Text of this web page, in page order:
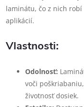
laminátu, čo z nich
aplikácií.
Vlastnosti:
Odolnosť:
voči
životnosť dosiek.